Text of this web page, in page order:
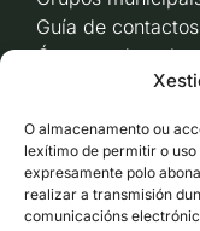
O almacenamento ou
lexítimo de permitir o
expresamente polo
realizar a transmisión
comunicacións
Guía de contactos
Órganos de
Acceso a
xunta de
Imaxe corporativa
CARBALLO AO